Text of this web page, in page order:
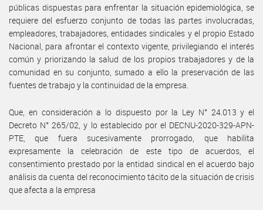
públicas dispuestas para enfrentar la situación epidemiológica, se
requiere del esfuerzo conjunto de todas las partes involucradas,
empleadores, trabajadores, entidades sindicales y el propio Estado
Nacional, para afrontar el contexto vigente, privilegiando el interés
común y priorizando la salud de los propios trabajadores y de la
comunidad en su conjunto, sumado a ello la preservación de las
fuentes de trabajo y la continuidad de la empresa.
Que, en consideración a lo dispuesto por la Ley N° 24.013 y el
Decreto N° 265/02, y lo establecido por el DECNU-2020-329-APN-
PTE, que fuera sucesivamente prorrogado, que habilita
expresamente la celebración de este tipo de acuerdos, el
consentimiento prestado por la entidad sindical en el acuerdo bajo
análisis da cuenta del reconocimiento tácito de la situación de crisis
que afecta a la empresa